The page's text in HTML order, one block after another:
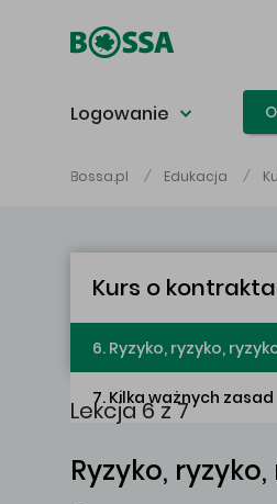
Logowanie
Bossa.pl Edukacja
Kurs o
1. Wprowadzenie
2. Podstawowe
3. Najważniejsze dane
4. Zaczynamy handel
na GPW
5. Analiza wykresów
6. Ryzyko, ryzyko,
7. Kilka ważnych zasad
Lekcja 6 z 7
Ryzyko,